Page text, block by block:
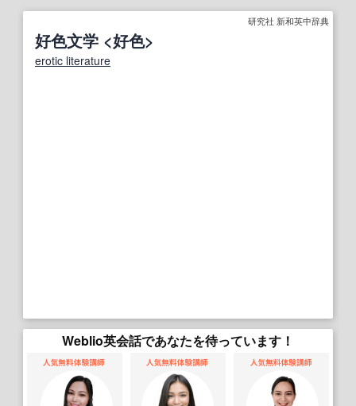
研究社 新和英中辞典
好色文学 <好色>
erotic literature
Weblio英会話であなたを待っています！